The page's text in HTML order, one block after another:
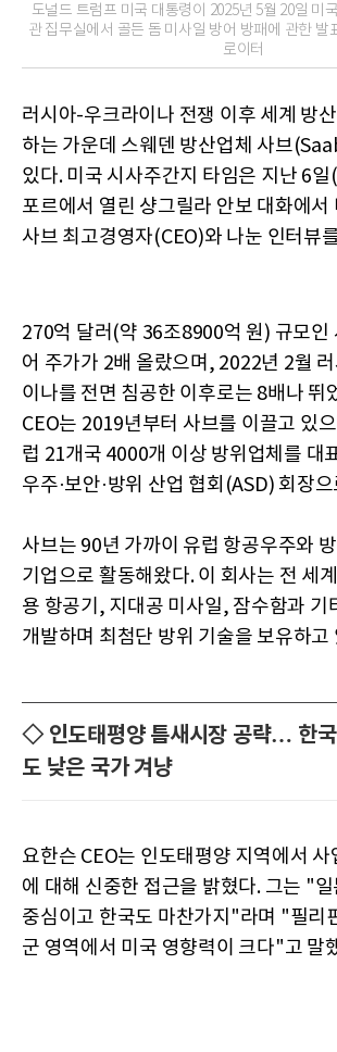
도널드 트럼프 미국 대통령이 2025년 5월 20일 미
관 집무실에서 골든 돔 미사일 방어 방패에 관한 발
로이터
러시아-우크라이나 전쟁 이후 세계 방
하는 가운데 스웨덴 방산업체 사브
있다. 미국 시사주간지 타임은 지난 6
포르에서 열린 샹그릴라 안보 대화에서
사브 최고경영자(CEO)와 나눈 인터뷰
270억 달러(약 36조8900억 원) 규모인
어 주가가 2배 올랐으며, 2022년 2월
이나를 전면 침공한 이후로는 8배나 뛰
CEO는 2019년부터 사브를 이끌고 있
럽 21개국 4000개 이상 방위업체를 대
우주·보안·방위 산업 협회(ASD) 회장
사브는 90년 가까이 유럽 항공우주와
기업으로 활동해왔다. 이 회사는 전 세
용 항공기, 지대공 미사일, 잠수함과 기
개발하며 최첨단 방위 기술을 보유하고
◇ 인도태평양 틈새시장 공략… 한
도 낮은 국가 겨냥
요한슨 CEO는 인도태평양 지역에서 사
에 대해 신중한 접근을 밝혔다. 그는 "
중심이고 한국도 마찬가지"라며 "필리
군 영역에서 미국 영향력이 크다"고 말